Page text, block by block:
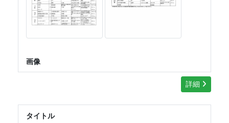
画像
詳細
タイトル